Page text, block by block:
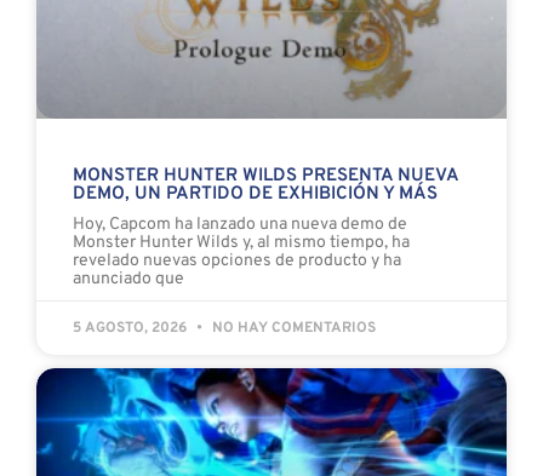
MONSTER HUNTER WILDS PRESENTA NUEVA
DEMO, UN PARTIDO DE EXHIBICIÓN Y MÁS
Hoy, Capcom ha lanzado una nueva demo de
Monster Hunter Wilds y, al mismo tiempo, ha
revelado nuevas opciones de producto y ha
anunciado que
5 AGOSTO, 2026 NO HAY COMENTARIOS